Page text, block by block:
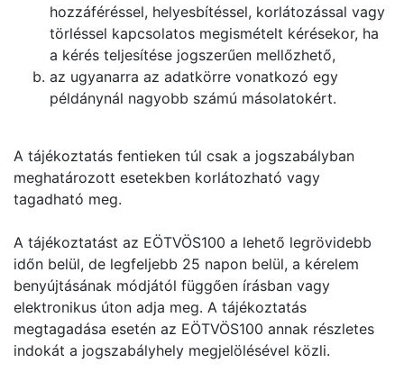
hozzáféréssel, helyesbítéssel, korlátozással vagy
törléssel kapcsolatos megismételt kérésekor, ha
a kérés teljesítése jogszerűen mellőzhető,
az ugyanarra az adatkörre vonatkozó egy
példánynál nagyobb számú másolatokért.
A tájékoztatás fentieken túl csak a jogszabályban
meghatározott esetekben korlátozható vagy
tagadható meg.
A tájékoztatást az EÖTVÖS100 a lehető legrövidebb
időn belül, de legfeljebb 25 napon belül, a kérelem
benyújtásának módjától függően írásban vagy
elektronikus úton adja meg. A tájékoztatás
megtagadása esetén az EÖTVÖS100 annak részletes
indokát a jogszabályhely megjelölésével közli.